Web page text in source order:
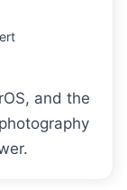
and the